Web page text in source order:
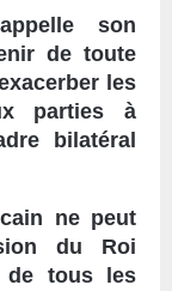
son
de toute
les
parties à
bilatéral
ne peut
du Roi
de tous les